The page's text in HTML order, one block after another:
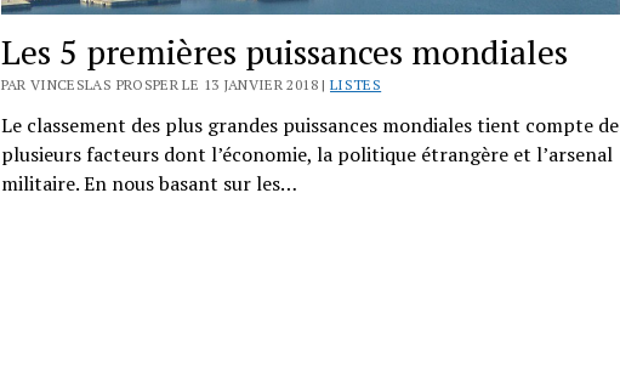
Les 5 premières puissances mondiales
PAR VINCESLAS PROSPER LE 13 JANVIER 2018 |LISTES
Le classement des plus grandes puissances mondiales tient compte de
plusieurs facteurs dont l’économie, la politique étrangère et l’arsenal
militaire. En nous basant sur les…